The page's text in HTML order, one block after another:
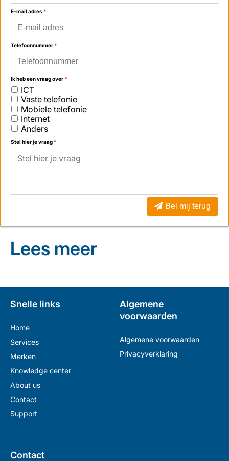
E-mail adres *
Telefoonnummer *
Ik heb een vraag over *
ICT
Vaste telefonie
Mobiele telefonie
Internet
Anders
Stel hier je vraag *
Bel mij terug
Lees meer
Snelle links
Home
Services
Merken
Knowledge center
About us
Contact
Support
Algemene
voorwaarden
Algemene voorwaarden
Privacyverklaring
Contact